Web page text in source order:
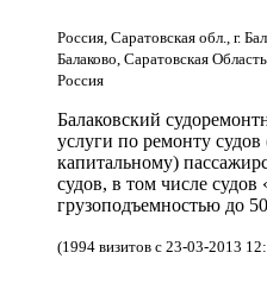
Россия, Саратовская обл., г.
Балаково, Саратовская
Россия
Балаковский
услуги по ремонту
капитальному)
судов, в том числе судов
грузоподъемностью до
(1994 визитов с 23-03-2013